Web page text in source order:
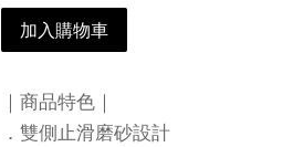
加入購物車
｜商品特色｜
．雙側止滑磨砂設計